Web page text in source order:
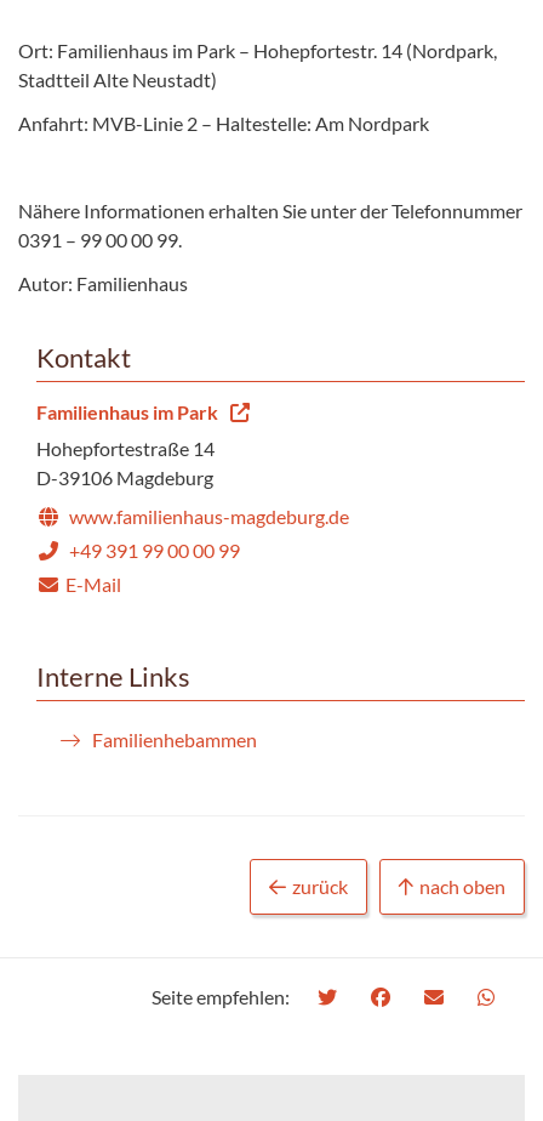
Ort: Familienhaus im Park – Hohepfortestr. 14 (Nordpark,
Stadtteil Alte Neustadt)
Anfahrt: MVB-Linie 2 – Haltestelle: Am Nordpark
Nähere Informationen erhalten Sie unter der Telefonnummer
0391 – 99 00 00 99.
Autor: Familienhaus
Kontakt
Familienhaus im Park
Hohepfortestraße 14
D-39106 Magdeburg
www.familienhaus-magdeburg.de
+49 391 99 00 00 99
E-Mail
Interne Links
Familienhebammen
zurück nach oben
Seite empfehlen: